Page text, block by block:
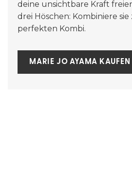
deine unsichtbare Kraft
drei Höschen: Kombiniere
perfekten Kombi.
MARIE JO AYAMA KAUFEN